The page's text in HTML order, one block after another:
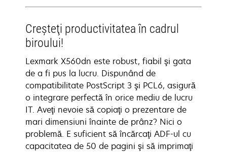
Creşteţi productivitatea în cadrul
biroului!
Lexmark X560dn este robust, fiabil şi gata
de a fi pus la lucru. Dispunând de
compatibilitate PostScript 3 şi PCL6, asigură
o integrare perfectă în orice mediu de lucru
IT. Aveţi nevoie să copiaţi o prezentare de
mari dimensiuni înainte de prânz? Nici o
problemă. E suficient să încărcaţi ADF-ul cu
capacitatea de 50 de pagini şi să imprimaţi